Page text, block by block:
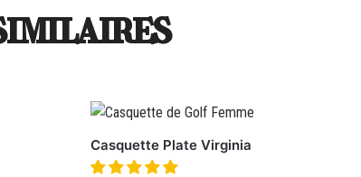
Casquette Plate Virginia